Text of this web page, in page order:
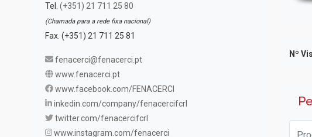
Tel. (+351) 21 711 25 80
(Chamada para a rede fixa nacional)
Fax. (+351) 21 711 25 81
fenacerci@fenacerci.pt
www.fenacerci.pt
www.facebook.com/FENACERCI
inkedin.com/company/fenacercifcrl
twitter.com/fenacercifcrl
www.instagram.com/fenacerci
Nº